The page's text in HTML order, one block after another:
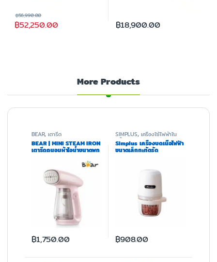
More Products
BEAR,เตารีด
BEAR | MINI STEAM IRON
เตารีดถนอมผ้าไอน้ำขนาดพก
฿1,750.00
SIMPLUS, เครื่องใช้ไฟฟ้าใน
ครัว
Simplus เครื่องบดเนื้อไฟฟ้า
ขนาดเล็กกะทัดรัด
฿908.00
฿52,250.00
฿56,990.00
฿18,900.00